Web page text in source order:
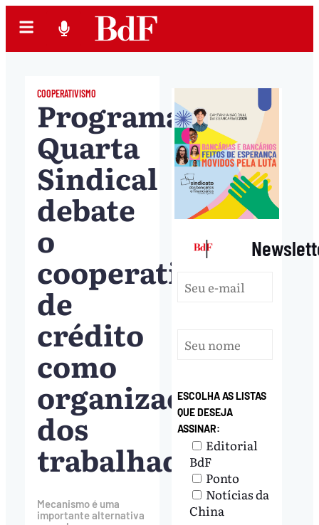
COOPERATIVISMO
Programa
Quarta
Sindical
debate
o
cooperativismo
de
crédito
como
organização
dos
trabalhadores
Mecanismo é uma
importante alternativa
|
ESCOLHA AS LISTAS
QUE DESEJA
ASSINAR:
Editorial
BdF
Ponto
Notícias da
China